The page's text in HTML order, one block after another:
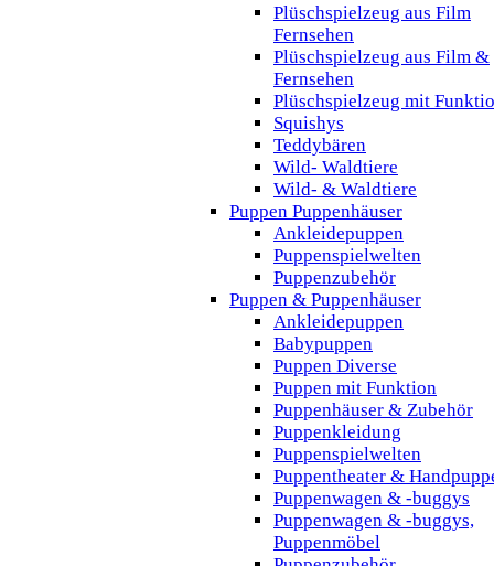
Plüschspielzeug aus Film
Fernsehen
Plüschspielzeug aus Film &
Fernsehen
Plüschspielzeug mit
Squishys
Teddybären
Wild- Waldtiere
Wild- & Waldtiere
Puppen Puppenhäuser
Ankleidepuppen
Puppenspielwelten
Puppenzubehör
Puppen & Puppenhäuser
Ankleidepuppen
Babypuppen
Puppen Diverse
Puppen mit Funktion
Puppenhäuser & Zubehör
Puppenkleidung
Puppenspielwelten
Puppentheater &
Puppenwagen & -buggys
Puppenwagen & -buggys,
Puppenmöbel